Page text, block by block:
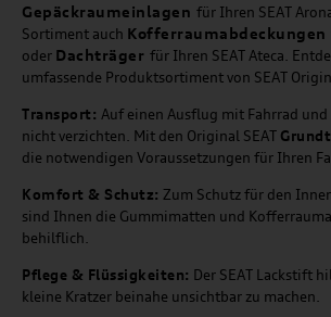
Gepäckraumeinlagen für Ihren SEAT
Sortiment auch Kofferraumabdeckungen
oder Dachträger für Ihren SEAT Ateca.
umfassende Produktsortiment von SEAT
Transport: Auf einen Ausflug mit Fahrrad und
nicht verzichten. Mit den Original SEAT
die notwendigen Voraussetzungen für Ihren
Komfort & Schutz: Zum Schutz für den
sind Ihnen die Gummimatten und
behilflich.
Pflege & Flüssigkeiten: Der SEAT Lackstift
kleine Kratzer beinahe unsichtbar zu machen.